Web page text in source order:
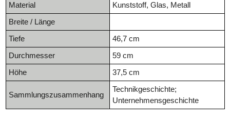
Material Kunststoff, Glas, Metall
Breite / Länge
Tiefe 46,7 cm
Durchmesser 59 cm
Höhe 37,5 cm
Sammlungszusammenhang
Technikgeschichte;
Unternehmensgeschichte